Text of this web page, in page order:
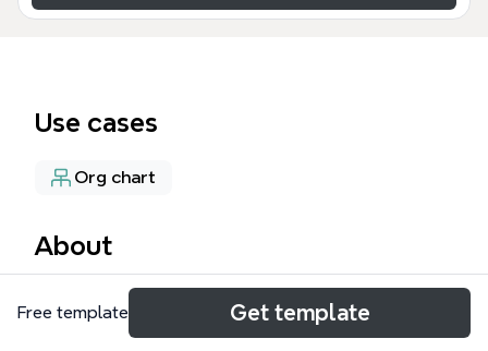
Use cases
Org chart
About
期货-我们的角色 思维导图模板专为期货公司团队设
计，系统梳理了非激活、激活、编辑、老师、合规、运
Free template Get template